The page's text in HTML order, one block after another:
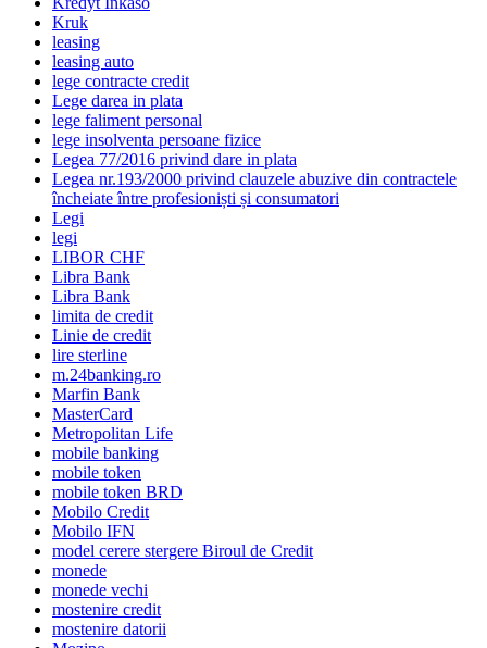
Kruk
leasing
leasing auto
lege contracte credit
Lege darea in plata
lege faliment personal
lege insolventa persoane fizice
Legea 77/2016 privind dare in plata
Legea nr.193/2000 privind clauzele abuzive din contractele
încheiate între profesioniști și consumatori
Legi
legi
LIBOR CHF
Libra Bank
Libra Bank
limita de credit
Linie de credit
lire sterline
m.24banking.ro
Marfin Bank
MasterCard
Metropolitan Life
mobile banking
mobile token
mobile token BRD
Mobilo Credit
Mobilo IFN
model cerere stergere Biroul de Credit
monede
monede vechi
mostenire credit
mostenire datorii